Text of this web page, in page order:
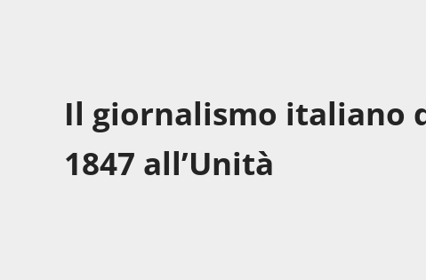
Il giornalismo italiano
1847 all’Unità